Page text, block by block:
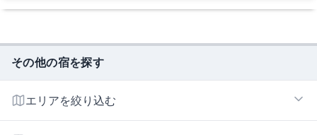
その他の宿を探す
エリアを絞り込む